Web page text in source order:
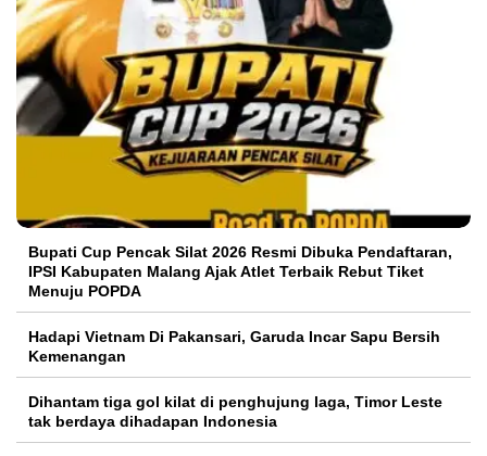
Bupati Cup Pencak Silat 2026 Resmi Dibuka Pendaftaran,
IPSI Kabupaten Malang Ajak Atlet Terbaik Rebut Tiket
Menuju POPDA
Hadapi Vietnam Di Pakansari, Garuda Incar Sapu Bersih
Kemenangan
Dihantam tiga gol kilat di penghujung laga, Timor Leste
tak berdaya dihadapan Indonesia